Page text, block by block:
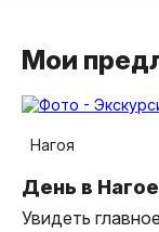
Мои
Нагоя
День в Нагое
Увидеть